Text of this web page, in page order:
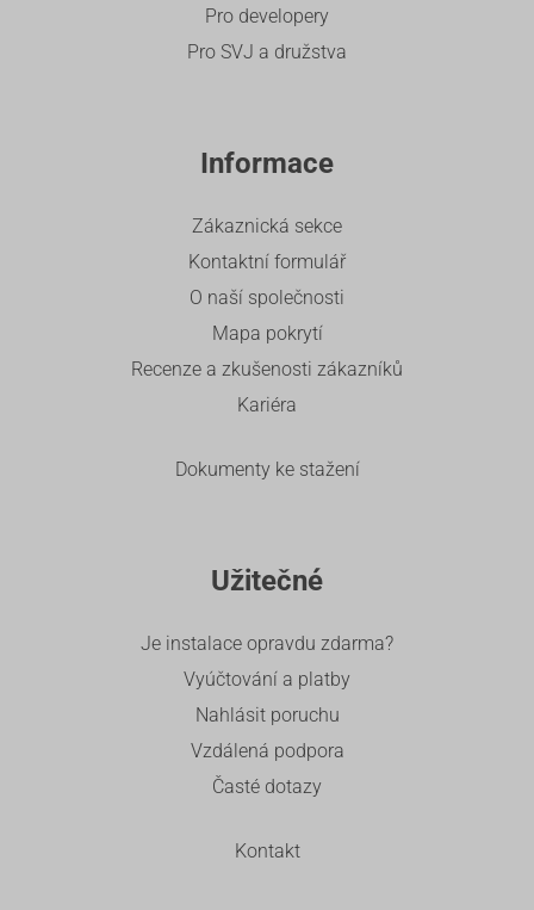
Pro developery
Pro SVJ a družstva
Informace
Zákaznická sekce
Kontaktní formulář
O naší společnosti
Mapa pokrytí
Recenze a zkušenosti zákazníků
Kariéra
Dokumenty ke stažení
Užitečné
Je instalace opravdu zdarma?
Vyúčtování a platby
Nahlásit poruchu
Vzdálená podpora
Časté dotazy
Kontakt